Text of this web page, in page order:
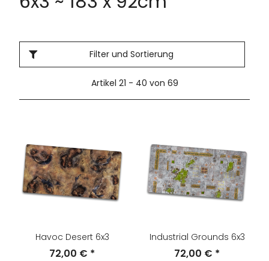
Filter und Sortierung
Artikel 21 - 40 von 69
Havoc Desert 6x3
72,00 € *
Industrial Grounds 6x3
72,00 € *